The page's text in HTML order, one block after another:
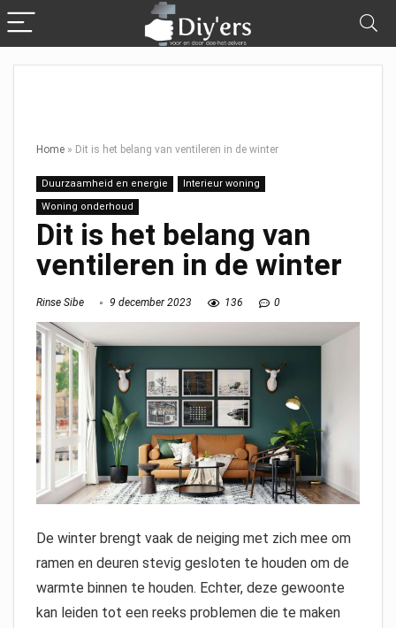
Home » Dit is het belang van ventileren in de winter
Duurzaamheid en energie
Interieur woning
Woning onderhoud
Dit is het belang van
ventileren in de winter
Rinse Sibe 9 december 2023 136 0
De winter brengt vaak de neiging met zich mee om
ramen en deuren stevig gesloten te houden om de
warmte binnen te houden. Echter, deze gewoonte
kan leiden tot een reeks problemen die te maken